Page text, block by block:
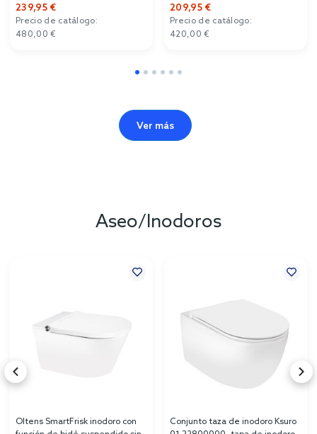
239,95 €
Precio de catálogo:
480,00 €
209,95 €
Precio de catálogo:
420,00 €
Ver más
Aseo/Inodoros
Oltens SmartFrisk inodoro con
Conjunto taza de inodoro Ksuro